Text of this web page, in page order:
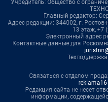
Учредитель: Общество с
Главный редактор:
Адрес редакции: 344002, г.
13 этаж, +7
Электронный адрес
Контактные данные для
Техподдержка:
Связаться с отделом
Редакция сайта не несет
информации,